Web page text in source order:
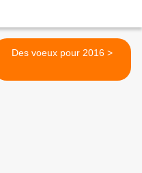
Des voeux pour 2016 >